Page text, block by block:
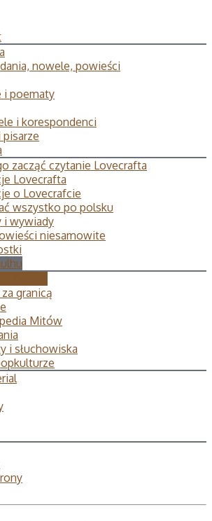
nowele, powieści
i poematy
i korespondenci
zacząć czytanie Lovecrafta
Lovecrafta
o Lovecrafcie
wszystko po polsku
i wywiady
niesamowite
granicą
Mitów
i słuchowiska